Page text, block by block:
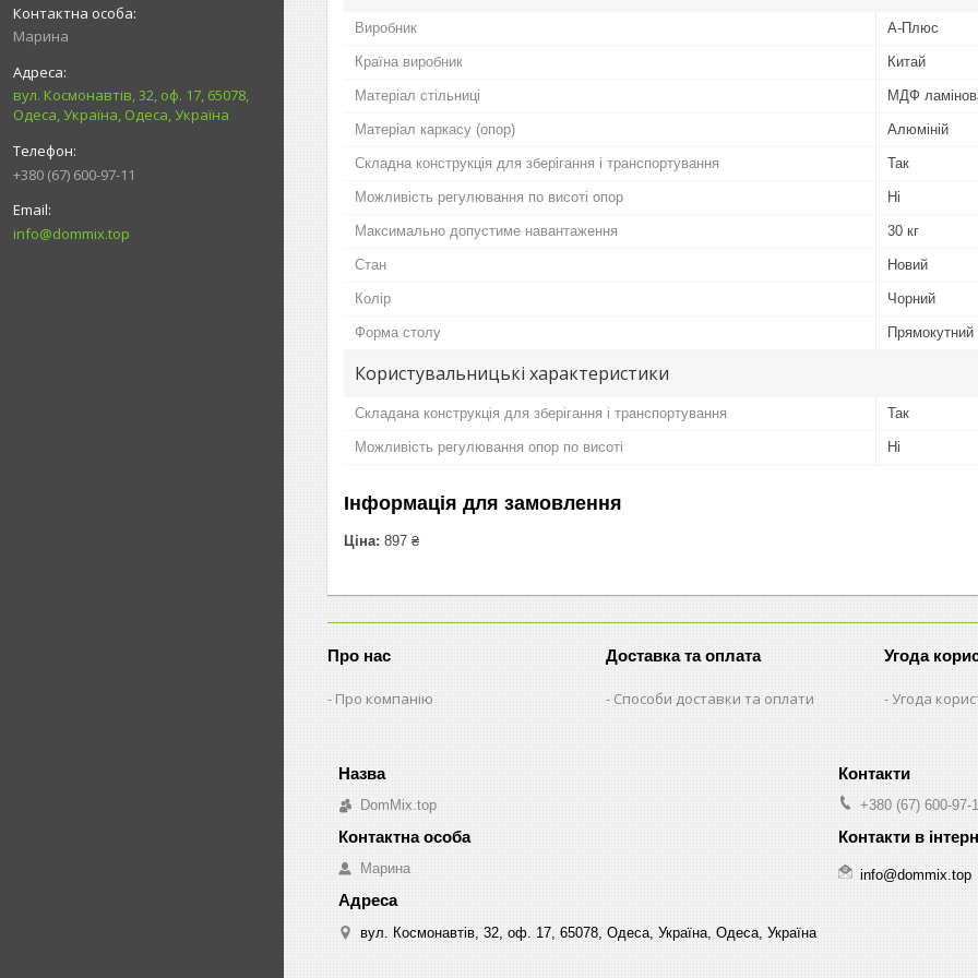
Марина
вул. Космонавтів, 32, оф. 17, 65078,
Одеса, Україна, Одеса, Україна
+380 (67) 600-97-11
info@dommix.top
Виробник А-Плюс
Країна виробник Китай
Матеріал стільниці МДФ
Матеріал каркасу (опор) Алюміній
Складна конструкція для зберігання і транспортування Так
Можливість регулювання по висоті опор Ні
Максимально допустиме навантаження 30 кг
Стан Новий
Колір Чорний
Форма столу Прямокутний
Користувальницькі характеристики
Складана конструкція для зберігання і транспортування Так
Можливість регулювання опор по висоті Ні
Інформація для замовлення
Ціна: 897 ₴
Про нас
Про компанію
Доставка та оплата
Способи доставки та оплати
Угода
Угода
DomMix.top
Марина
вул. Космонавтів, 32, оф. 17, 65078, Одеса, Україна, Одеса, Україна
+380 (67) 600-97-
info@dommix.top